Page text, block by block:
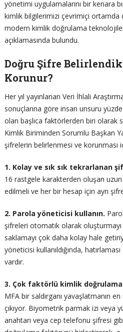
yönetimi uygulamalarını bir kenara
kimlik bilgilerimizi çevrimiçi ortamda
modern kimlik doğrulama
açıklamasında bulundu.
Doğru Şifre
Korunur?
Her yıl yayınlanan Veri İhlali
sonuçlarına göre insan unsuru
olan başlıca faktörlerden biri olarak
Kimlik Biriminden Sorumlu Başkan
şifrelerin belirlenmesi ve korunması
1. Kolay ve sık sık tekrarlanan
16 rastgele karakterden oluşan
edilmeli ve her bir hesap için ayrı
2. Parola yöneticisi kullanın.
şifreleri otomatik olarak
saklamayı çok daha kolay hale
yöneticisi kullanıldığında,
vardır.
3. Çok faktörlü kimlik doğrulama
MFA bir saldırganı yavaşlatmanın
çıkıyor. Biyometrik parmak izi veya
anahtarı veya cep telefonu şifresi